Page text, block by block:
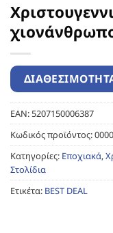
EAN:5207150006387
Κωδικός προϊόντος:
Κατηγορίες: Εποχιακά,
Στολίδια
Ετικέτα: BEST DEAL